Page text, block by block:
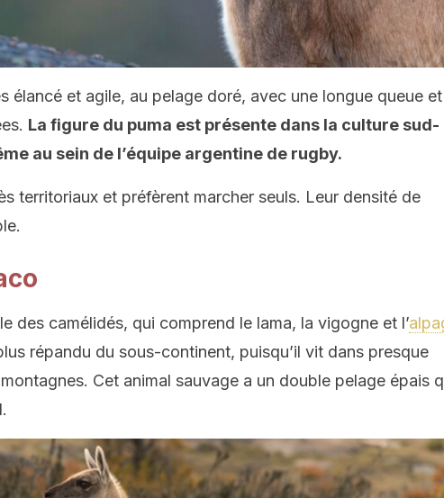
élancé et agile, au pelage doré, avec une longue queue et
La figure du puma est présente dans la culture sud-
au sein de l’équipe argentine de rugby.
territoriaux et préfèrent marcher seuls. Leur densité de
des camélidés, qui comprend le lama, la vigogne et l’
répandu du sous-continent, puisqu’il vit dans presque
Cet animal sauvage a un double pelage épais